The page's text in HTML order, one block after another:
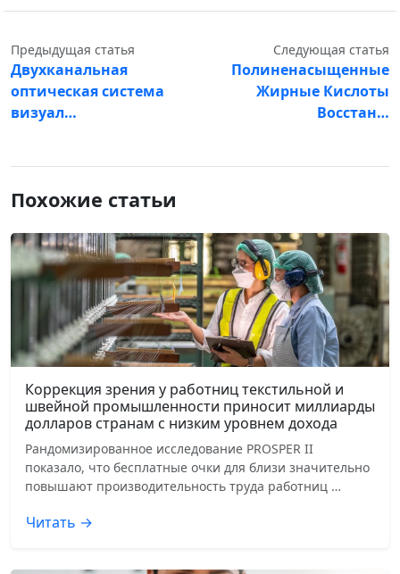
Предыдущая статья
Двухканальная
оптическая система
визуал…
Следующая статья
Полиненасыщенные
Жирные Кислоты
Восстан…
Похожие статьи
Коррекция зрения у работниц текстильной и
швейной промышленности приносит миллиарды
долларов странам с низким уровнем дохода
Рандомизированное исследование PROSPER II
показало, что бесплатные очки для близи значительно
повышают производительность труда работниц …
Читать →